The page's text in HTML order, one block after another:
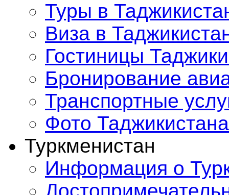
Туры в
Виза в
Гостиницы
Бронирование
Транспортные
Фото Таджикистана
Туркменистан
Информация о